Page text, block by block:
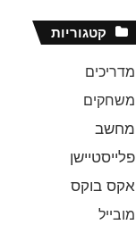
קטגוריות
מדריכים
משחקים
מחשב
פלייסטיישן
אקס בוקס
מובייל